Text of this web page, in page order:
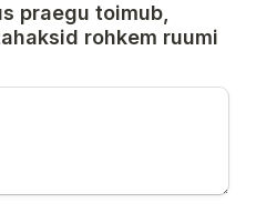
praegu toimub,
rohkem ruumi